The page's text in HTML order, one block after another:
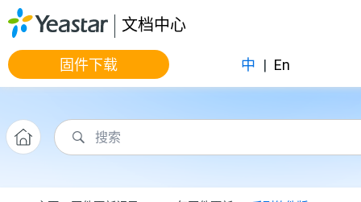
跳转到主要内容
文档中心
固件下载 中 | En